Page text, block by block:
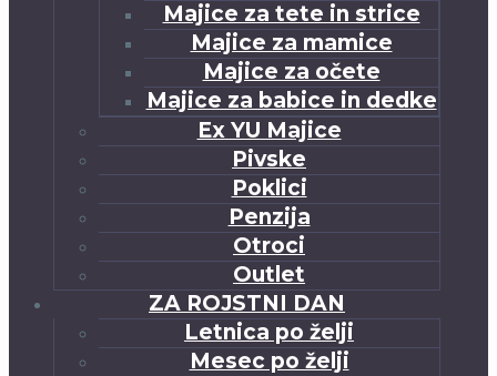
Majice za tete in strice
Majice za mamice
Majice za očete
Majice za babice in dedke
Ex YU Majice
Pivske
Poklici
Penzija
Otroci
Outlet
ZA ROJSTNI DAN
Letnica po želji
Mesec po želji